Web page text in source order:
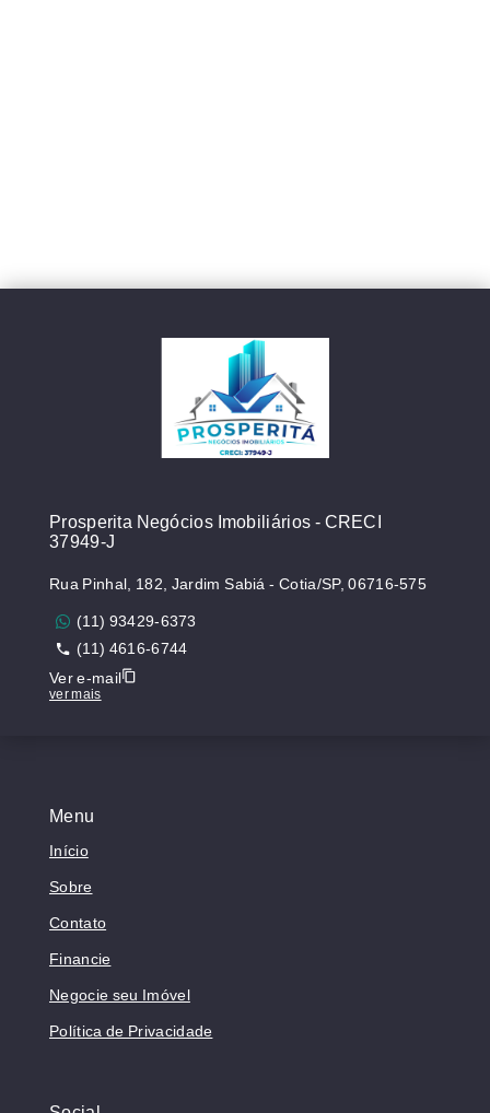
Menu
Início
Sobre
Contato
Financie
Negocie seu Imóvel
Política de Privacidade
Prosperita Negócios Imobiliários - CRECI
37949-J
Rua Pinhal, 182, Jardim Sabiá - Cotia/SP, 06716-575
(11) 93429-6373
(11) 4616-6744
Ver e-mail
ver mais